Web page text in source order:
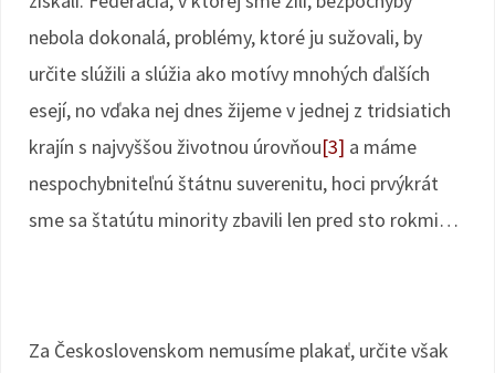
nebola dokonalá, problémy, ktoré ju sužovali, by
určite slúžili a slúžia ako motívy mnohých ďalších
esejí, no vďaka nej dnes žijeme v jednej z tridsiatich
krajín s najvyššou životnou úrovňou[3] a máme
nespochybniteľnú štátnu suverenitu, hoci prvýkrát
sme sa štatútu minority zbavili len pred sto rokmi…
Za Československom nemusíme plakať, určite však